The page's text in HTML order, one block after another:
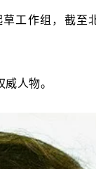
工作组，截
人物。